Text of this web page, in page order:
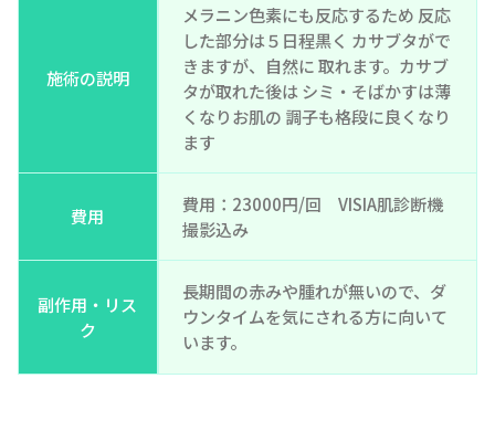
施術の説明
メラニン色素にも反応するため 反応
した部分は５日程黒く カサブタがで
きますが、自然に 取れます。カサブ
タが取れた後は シミ・そばかすは薄
くなりお肌の 調子も格段に良くなり
ます
費用
費用：23000円/回 VISIA肌診断機
撮影込み
副作用・リス
ク
長期間の赤みや腫れが無いので、ダ
ウンタイムを気にされる方に向いて
います。